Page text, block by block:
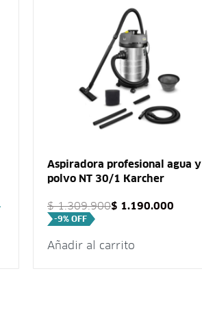
Aspiradora profesional agua y
polvo NT 30/1 Karcher
$1.309.900$ 1.190.000
-9% OFF
Añadir al carrito